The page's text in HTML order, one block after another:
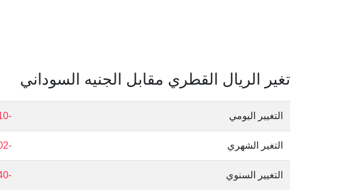
تغير الريال القطري مقابل الجنيه السوداني
التغيير اليومي -0.10 %
التغير الشهري -0.02 %
التغيير السنوي -0.40 %